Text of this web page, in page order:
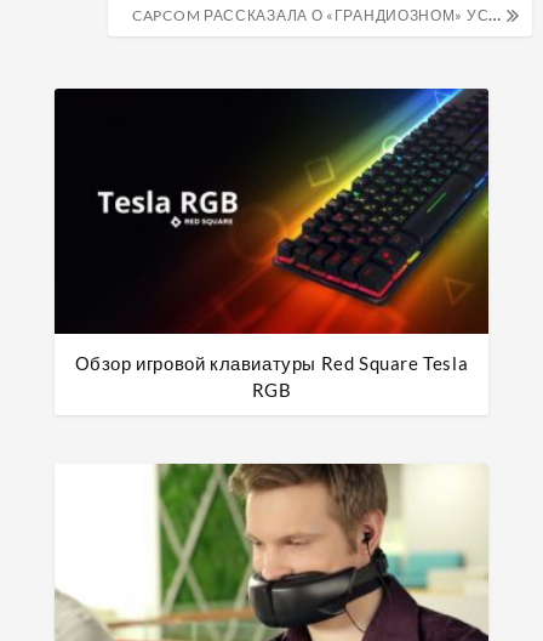
записям
CAPCOM РАССКАЗАЛА О «ГРАНДИОЗНОМ» УСПЕХЕ MONSTER HUNTER: WORLD И ПООБЕЩАЛА ДВЕ БОЛЬШИЕ ИГРЫ»
Обзор игровой клавиатуры Red Square Tesla
RGB